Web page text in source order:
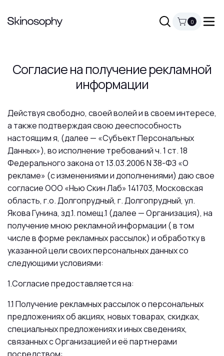
0
Согласие на получение рекламной
информации
Действуя свободно, своей волей и в своем интересе,
а также подтверждая свою дееспособность
настоящим я, (далее — «Субъект Персональных
Данных»), во исполнение требований ч. 1 ст. 18
Федерального закона от 13.03.2006 N 38-ФЗ «О
рекламе» (с изменениями и дополнениями) даю свое
согласие ООО «Нью Скин Лаб» 141703, Московская
область, г.о. Долгопрудный, г. Долгопрудный, ул.
Якова Гунина, зд.1. помещ.1 (далее — Организация), на
получение мною рекламной информации ( в том
числе в форме рекламных рассылок) и обработку в
указанной цели своих персональных данных со
следующими условиями:
1.Согласие предоставляется на:
1.1 Получение рекламных рассылок о персональных
предложениях об акциях, новых товарах, скидках,
специальных предложениях и иных сведениях,
связанных с Организацией и её партнерами